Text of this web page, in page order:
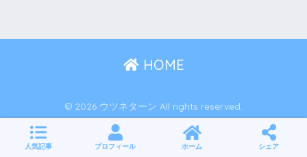
HOME
© 2026 ウツネターン All rights reserved.
人気記事 プロフィール ホーム シェア